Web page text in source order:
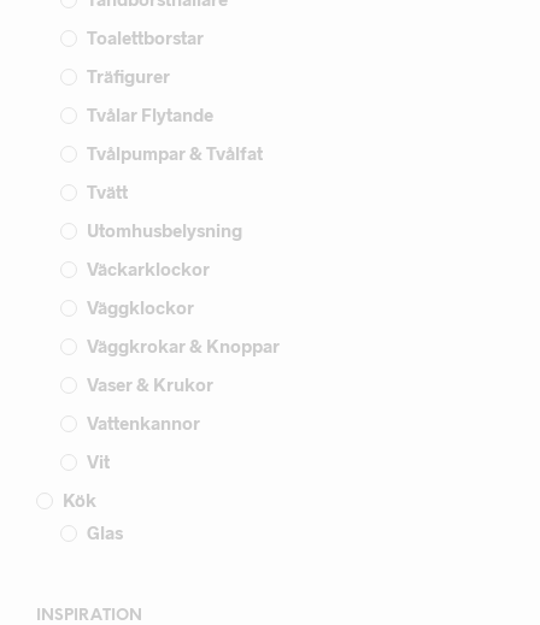
Toalettborstar
Träfigurer
Tvålar Flytande
Tvålpumpar & Tvålfat
Tvätt
Utomhusbelysning
Väckarklockor
Väggklockor
Väggkrokar & Knoppar
Vaser & Krukor
Vattenkannor
Vit
Kök
Glas
INSPIRATION